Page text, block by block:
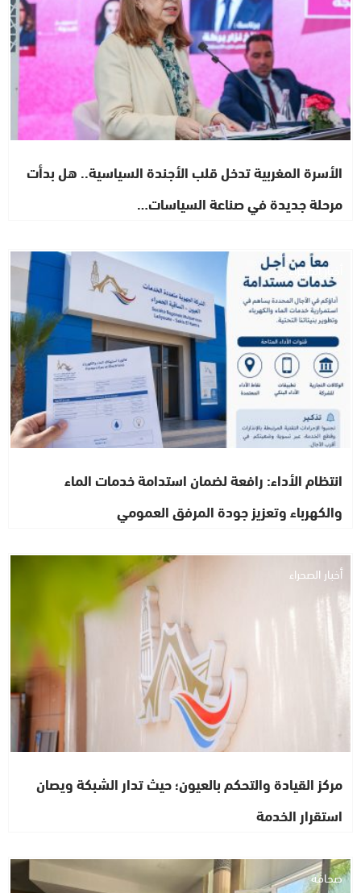
الأسرة المغربية تدخل قلب الأجندة السياسية.. هل بدأت
مرحلة جديدة في صناعة السياسات…
أخبار الصحراء
انتظام الأداء: رافعة لضمان استدامة خدمات الماء
والكهرباء وتعزيز جودة المرفق العمومي
أخبار الصحراء
مركز القيادة والتحكم بالعيون؛ حيث تدار الشبكة ويصان
استقرار الخدمة
صحافة